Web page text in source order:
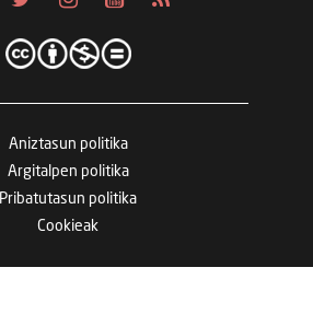
Aniztasun politika
Argitalpen politika
Pribatutasun politika
Cookieak